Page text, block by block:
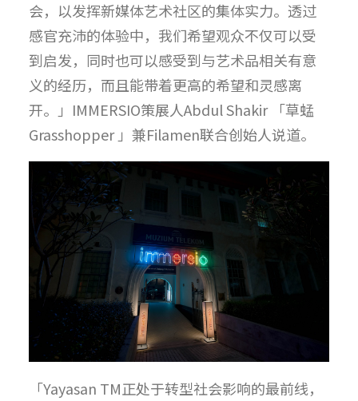
会，以发挥新媒体艺术社区的集体实力。透过
感官充沛的体验中，我们希望观众不仅可以受
到启发，同时也可以感受到与艺术品相关有意
义的经历，而且能带着更高的希望和灵感离
开。」IMMERSIO策展人Abdul Shakir 「草蜢
Grasshopper 」兼Filamen联合创始人说道。
「Yayasan TM正处于转型社会影响的最前线，